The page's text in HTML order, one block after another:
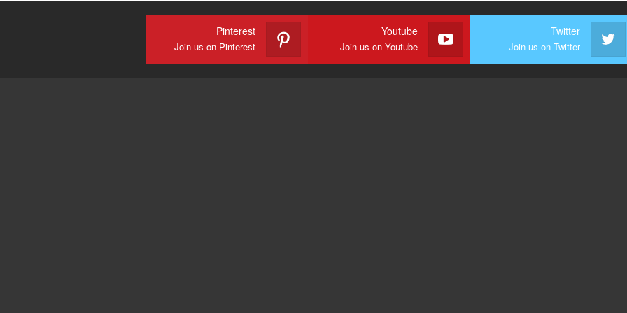
Twitter
Join us on Twitter
Youtube
Join us on Youtube
Pinterest
Join us on Pinterest